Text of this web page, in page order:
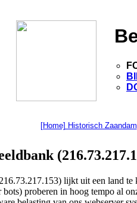
[Home] Historisch Zaandam
lijkt uit een land te
proberen in hoog tempo al